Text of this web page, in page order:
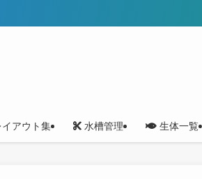
全国
イアウト集 水槽管理 生体一覧